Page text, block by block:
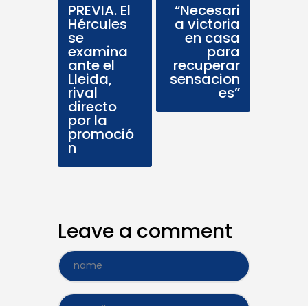
PREVIA. El
Hércules
se
examina
ante el
Lleida,
rival
directo
por la
promoció
n
“Necesari
a victoria
en casa
para
recuperar
sensacion
es”
Leave a comment